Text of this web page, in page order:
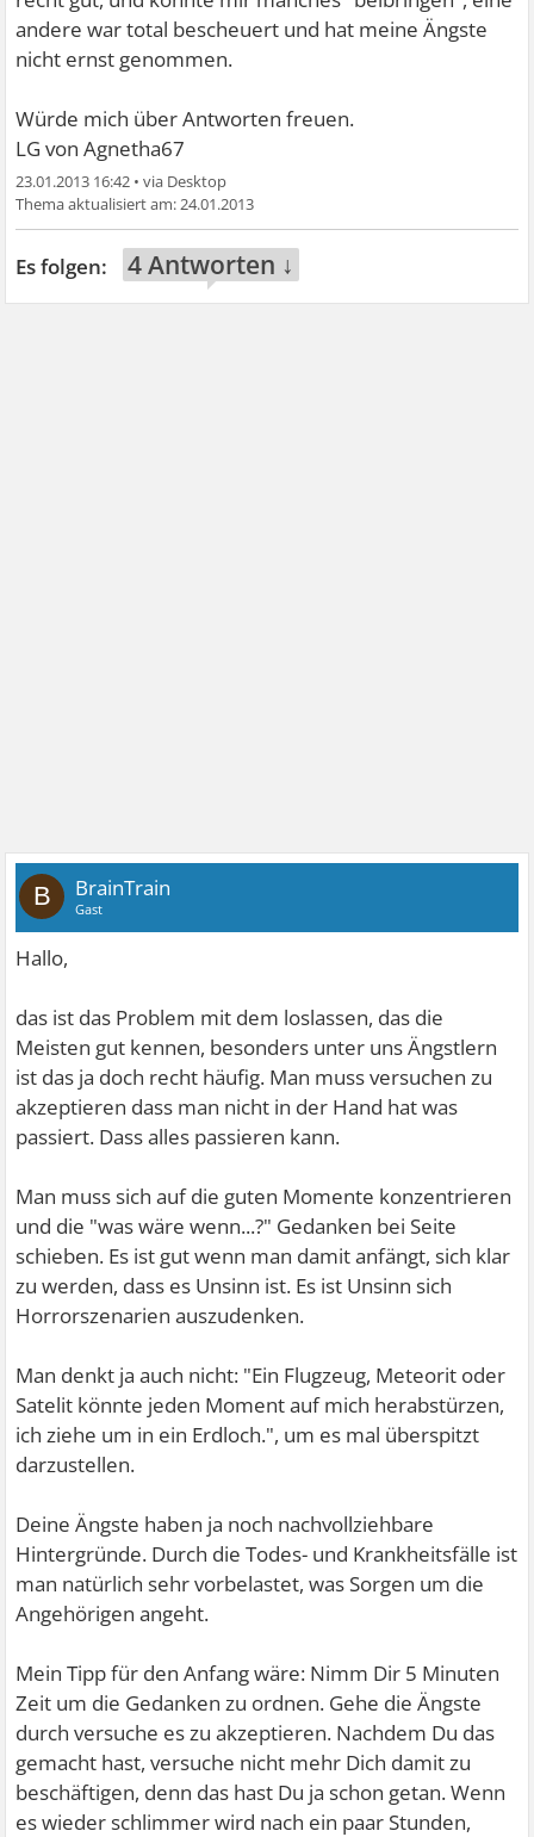
andere war total bescheuert und hat meine Ängste
nicht ernst genommen.
Würde mich über Antworten freuen.
LG von Agnetha67
23.01.2013 16:42 •
24.01.2013
4 Antworten ↓
B BrainTrain
Gast
Hallo,
das ist das Problem mit dem loslassen, das die
Meisten gut kennen, besonders unter uns Ängstlern
ist das ja doch recht häufig. Man muss versuchen zu
akzeptieren dass man nicht in der Hand hat was
passiert. Dass alles passieren kann.
Man muss sich auf die guten Momente konzentrieren
und die "was wäre wenn...?" Gedanken bei Seite
schieben. Es ist gut wenn man damit anfängt, sich klar
zu werden, dass es Unsinn ist. Es ist Unsinn sich
Horrorszenarien auszudenken.
Man denkt ja auch nicht: "Ein Flugzeug, Meteorit oder
Satelit könnte jeden Moment auf mich herabstürzen,
ich ziehe um in ein Erdloch.", um es mal überspitzt
darzustellen.
Deine Ängste haben ja noch nachvollziehbare
Hintergründe. Durch die Todes- und Krankheitsfälle ist
man natürlich sehr vorbelastet, was Sorgen um die
Angehörigen angeht.
Mein Tipp für den Anfang wäre: Nimm Dir 5 Minuten
Zeit um die Gedanken zu ordnen. Gehe die Ängste
durch versuche es zu akzeptieren. Nachdem Du das
gemacht hast, versuche nicht mehr Dich damit zu
beschäftigen, denn das hast Du ja schon getan. Wenn
es wieder schlimmer wird nach ein paar Stunden,